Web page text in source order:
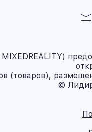
(товаров),
©